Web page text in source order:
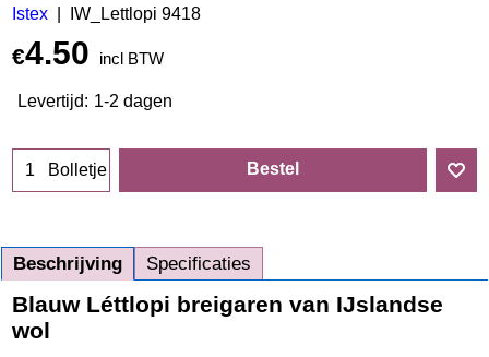
Istex IW_Lettlopi 9418
€4.50 incl BTW
Levertijd: 1-2 dagen
Bolletje Bestel
Beschrijving Specificaties
Blauw Léttlopi breigaren van IJslandse
wol